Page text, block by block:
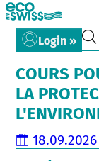
COURS
LA
Login »